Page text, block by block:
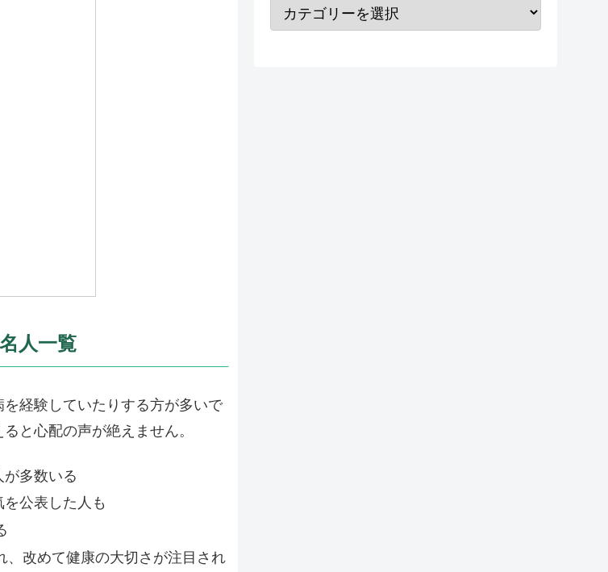
人一覧
経験していたりする方が多いで
と心配の声が絶えません。
多数いる
公表した人も
、改めて健康の大切さが注目され